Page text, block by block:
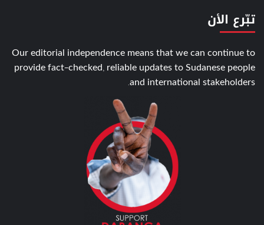
تبّرع الأن
Our editorial independence means that we can continue to
provide fact-checked, reliable updates to Sudanese people
and international stakeholders.